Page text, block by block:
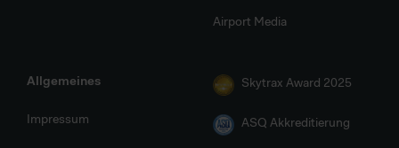
Airport Media
Allgemeines
Impressum
Skytrax Award 2025
ASQ Akkreditierung